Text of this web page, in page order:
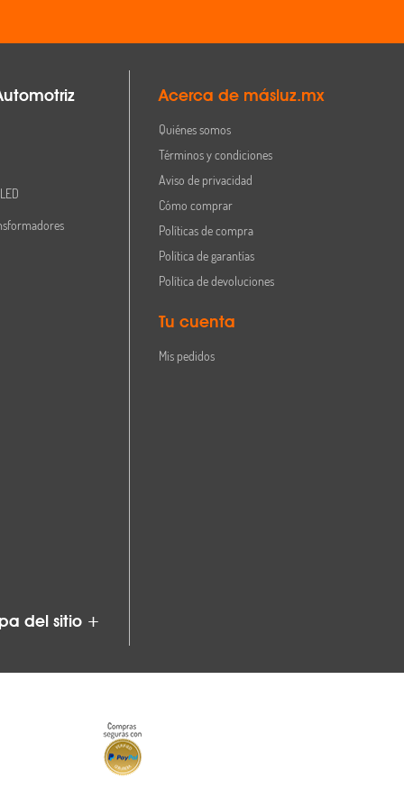
del sitio +
Acerca de másluz.mx
Quiénes somos
Términos y condiciones
Aviso de privacidad
Cómo comprar
Políticas de compra
Política de garantías
Política de devoluciones
Tu cuenta
Mis pedidos